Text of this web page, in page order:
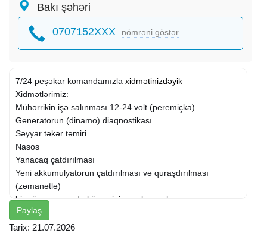
Bakı şəhəri
0707152XXX nömrəni göstər
7/24 peşəkar komandamızla xidmətinizdəyik
Xidmətlərimiz:
Mühərrikin işə salınması 12-24 volt (peremiçka)
Generatorun (dinamo) diaqnostikası
Səyyar təkər təmiri
Nasos
Yanacaq çatdırılması
Yeni akkumulyatorun çatdırılması və quraşdırılması
(zəmanətlə)
bir göz qırpımında köməyinizə gəlməyə hazırıq
.
.
Paylaş
Tarix: 21.07.2026